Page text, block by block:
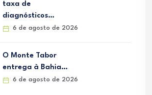
taxa de
diagnósticos…
6 de agosto de 2026
O Monte Tabor
entrega à Bahia…
6 de agosto de 2026